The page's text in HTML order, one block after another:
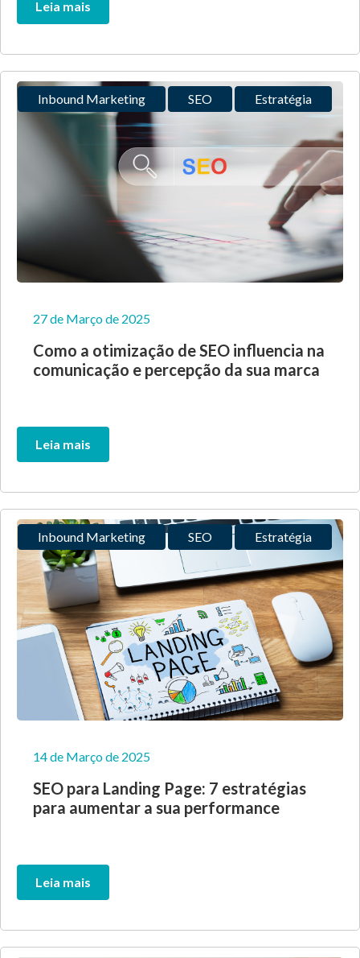
Leia mais
Inbound Marketing SEO Estratégia
27 de Março de 2025
Como a otimização de SEO influencia na
comunicação e percepção da sua marca
Leia mais
Inbound Marketing SEO Estratégia
14 de Março de 2025
SEO para Landing Page: 7 estratégias
para aumentar a sua performance
Leia mais